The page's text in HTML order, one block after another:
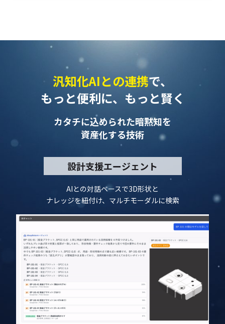
汎知化AIとの連携で、
もっと便利に、もっと賢く
カタチに込められた暗黙知を
資産化する技術
設計支援エージェント
AIとの対話ベースで3D形状と
ナレッジを紐付け、マルチモーダルに検索